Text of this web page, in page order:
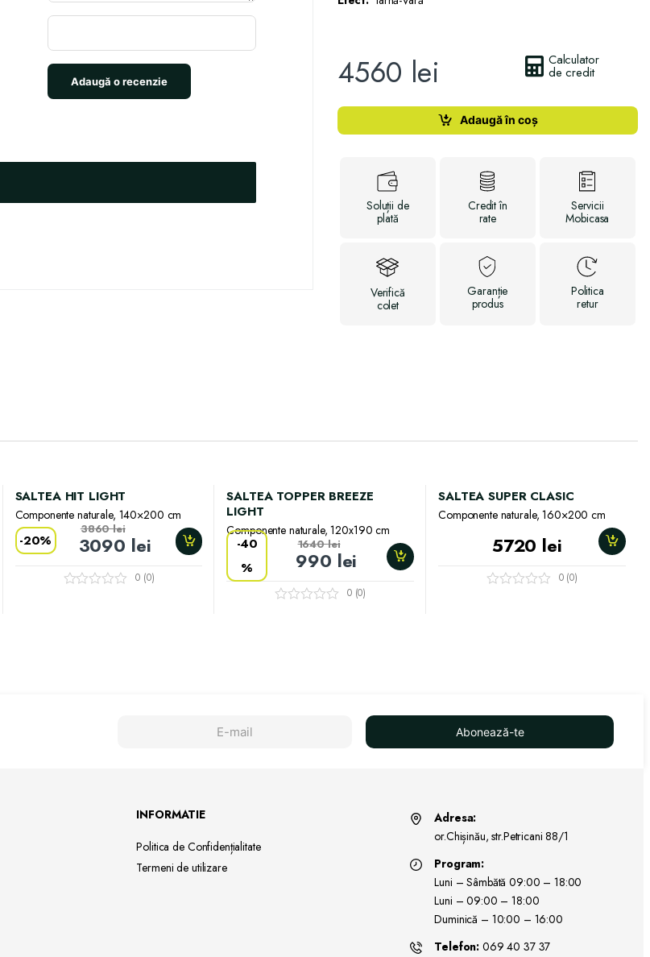
4560 lei Calculator
de credit
Adaugă în coș
Soluții de
plată
Creditîn
rate
Servicii
Mobicasa
Verifică
colet
Garanție
produs
Politica
retur
SALTEA HIT LIGHT
Componente naturale, 140×200 cm
-20% 3090 lei
3860lei
0 (0)
SALTEA TOPPER BREEZE
LIGHT
Componente naturale, 120х190 cm
-40
%
990 lei
1640lei
0 (0)
SALTEA SUPER CLASIC
Componente naturale, 160×200 cm
5720 lei
0 (0)
Abonează-te
INFORMATIE
Politica de Confidențialitate
Termeni de utilizare
Adresa:
or.Chișinău, str.Petricani 88/1
Program:
Luni – Sâmbătă 09:00 – 18:00
Luni – 09:00 – 18:00
Duminică – 10:00 – 16:00
Telefon: 069 40 37 37